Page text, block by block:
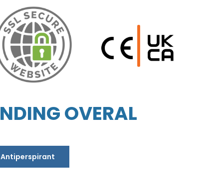
OVERAL
Antiperspirant